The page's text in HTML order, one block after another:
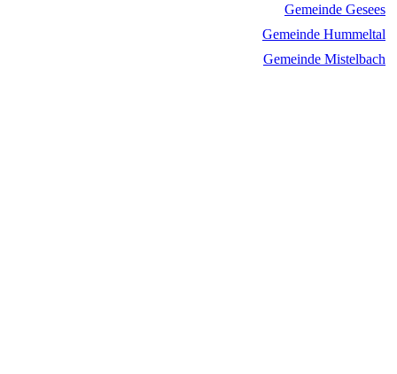
Gemeinde Gesees
Gemeinde Hummeltal
Gemeinde Mistelbach